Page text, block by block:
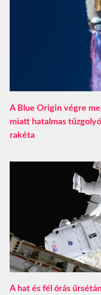
A Blue Origin végre
miatt hatalmas
rakéta
A hat és fél órás